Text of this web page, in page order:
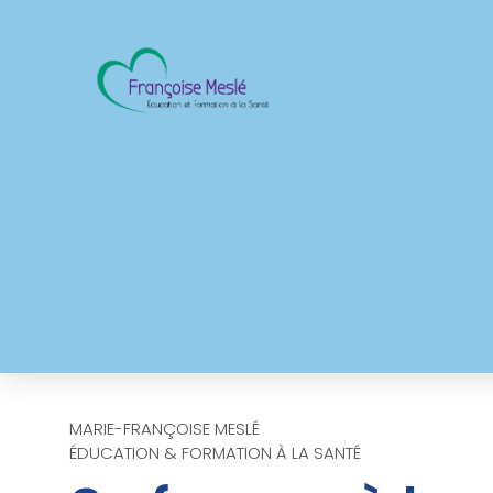
MARIE-FRANÇOISE MESLÉ
ÉDUCATION & FORMATION À LA SANTÉ